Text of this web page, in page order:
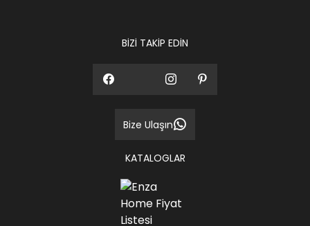
BİZİ TAKİP EDİN
Bize Ulaşın
KATALOGLAR